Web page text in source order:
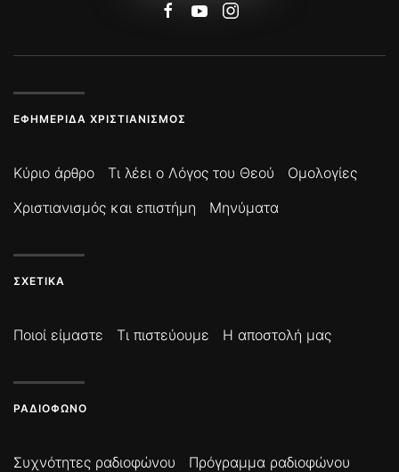
ΕΦΗΜΕΡΊΔΑ ΧΡΙΣΤΙΑΝΙΣΜΌΣ
Κύριο άρθρο Τι λέει ο Λόγος του Θεού
Ομολογίες
Χριστιανισμός και επιστήμη
Μηνύματα
ΣΧΕΤΙΚΆ
Ποιοί είμαστε Τι πιστεύουμε Η αποστολή μας
ΡΑΔΙΌΦΩΝΟ
Συχνότητες ραδιοφώνου
Πρόγραμμα ραδιοφώνου